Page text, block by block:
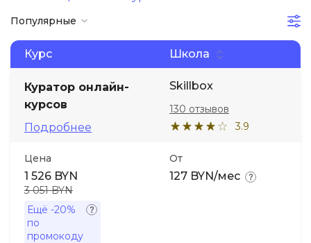
Популярные
Курс Школа
Куратор онлайн-
курсов
Подробнее
Skillbox
3.9
130 отзывов
Цена
1 526 BYN
3 051 BYN
Ещё -20%
по
промокоду
От
127 BYN/мес
Аналитика
Менеджмент
Иностранные языки
Soft Skills
ДПО
Детям